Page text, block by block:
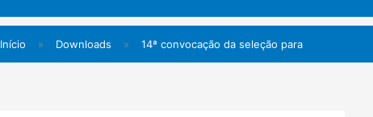
Início » Downloads » 14ª convocação da seleção para